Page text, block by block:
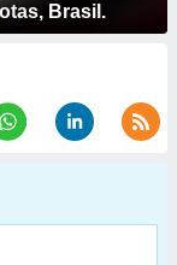
Brasil.